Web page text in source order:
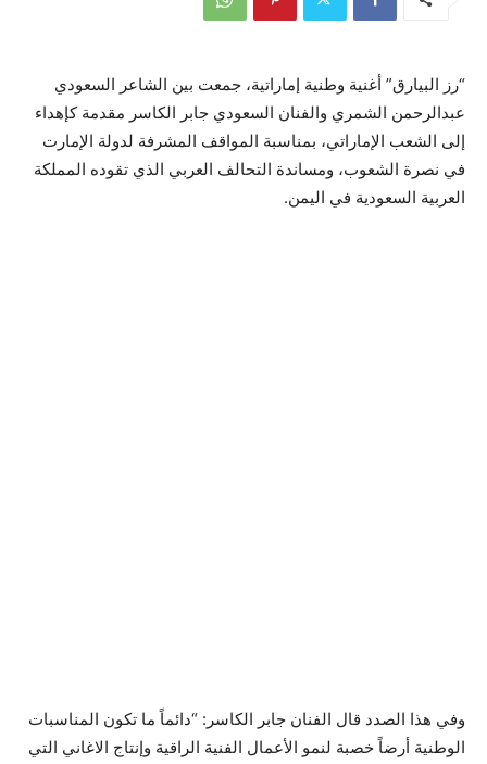
“رز البيارق” أغنية وطنية إماراتية، جمعت بين الشاعر السعودي
عبدالرحمن الشمري والفنان السعودي جابر الكاسر مقدمة كإهداء
إلى الشعب الإماراتي، بمناسبة المواقف المشرفة لدولة الإمارت
في نصرة الشعوب، ومساندة التحالف العربي الذي تقوده المملكة
العربية السعودية في اليمن.
وفي هذا الصدد قال الفنان جابر الكاسر: “دائماً ما تكون المناسبات
الوطنية أرضاً خصبة لنمو الأعمال الفنية الراقية وإنتاج الاغاني التي